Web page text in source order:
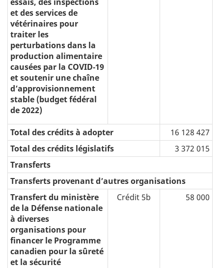
et des services de
vétérinaires pour
traiter les
perturbations dans la
production alimentaire
causées par la COVID‑19
et soutenir une chaîne
d’approvisionnement
stable (budget fédéral
de 2022)
Total des crédits à adopter
16 128 427
Total des crédits législatifs
3 372 015
Transferts
Transferts provenant d’autres organisations
Transfert du ministère
de la Défense nationale
à diverses
organisations pour
financer le Programme
canadien pour la sûreté
et la sécurité
Crédit 5b 58 000